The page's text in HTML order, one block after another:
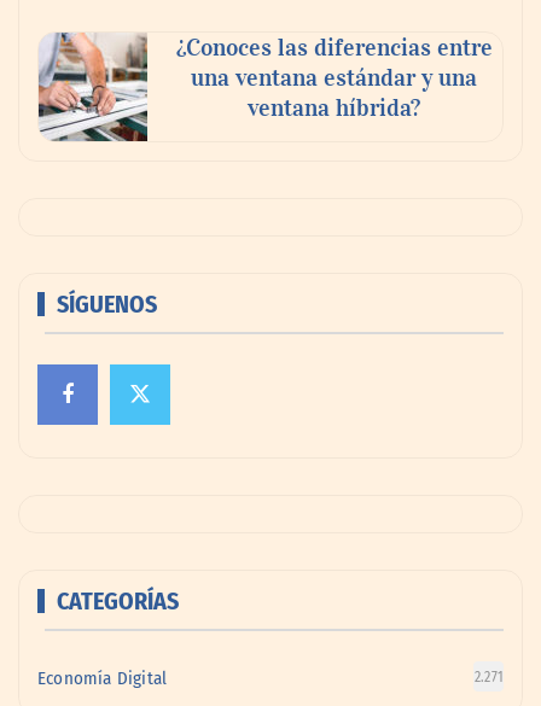
¿Conoces las diferencias entre
una ventana estándar y una
ventana híbrida?
SÍGUENOS
CATEGORÍAS
Economía Digital 2.271